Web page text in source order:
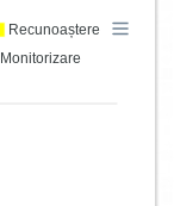
Recunoaștere
Monitorizare